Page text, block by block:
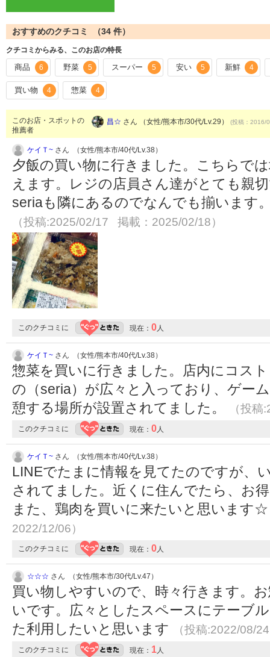
おすすめのクチコミ （34 件）
クチコミからみる、このお店の特長
商品 6 野菜 5 スーパー 5 安い 5 新鮮 4
買い物 4 惣菜 4
このお店・スポットの
推薦者
昌☆ さん （女性/熊本市/30代/Lv.29） (投稿：2016/
ケイＴ~ さん （女性/熊本市/40代/Lv.38）
夕飯の買い物に行きました。こちらで
えます。レジの店員さん達がとても親
seriaも隣にあるのでなんでも揃います
（投稿:2025/02/17 掲載：2025/02/18）
このクチコミに 現在： 0人
ケイＴ~ さん （女性/熊本市/40代/Lv.38）
惣菜を買いに行きました。店内にコス
の（seria）が広々と入っており、ゲー
憩する場所が設置されてました。
（投
このクチコミに 現在： 0人
ケイＴ~ さん （女性/熊本市/40代/Lv.38）
LINEでたまに情報を見てたのですが、
されてました。近くに住んでたら、お
また、鶏肉を買いに来たいと思います
2022/12/06）
このクチコミに 現在： 0人
☆☆☆ さん （女性/熊本市/30代/Lv.47）
買い物しやすいので、時々行きます。
いです。広々としたスペースにテーブ
た利用したいと思います
（投稿:2022/08/
このクチコミに 現在： 1人